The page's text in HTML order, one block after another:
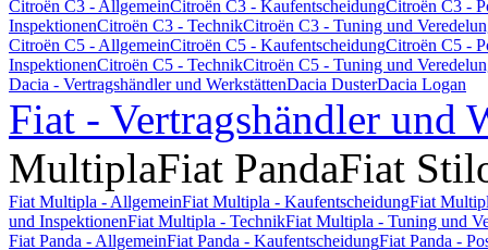
Citroën C3 - AllgemeinCitroën C3 - KaufentscheidungCitroën C3 -
InspektionenCitroën C3 - TechnikCitroën C3 - Tuning und
Citroën C5 - AllgemeinCitroën C5 - KaufentscheidungCitroën C5 -
InspektionenCitroën C5 - TechnikCitroën C5 - Tuning und
Dacia - Vertragshändler und WerkstättenDacia DusterDacia Logan
Fiat - Vertragshändler und
MultiplaFiat PandaFiat
Fiat Multipla - AllgemeinFiat Multipla - KaufentscheidungFiat
und InspektionenFiat Multipla - TechnikFiat Multipla - Tuning und
Fiat Panda - AllgemeinFiat Panda - KaufentscheidungFiat Panda -